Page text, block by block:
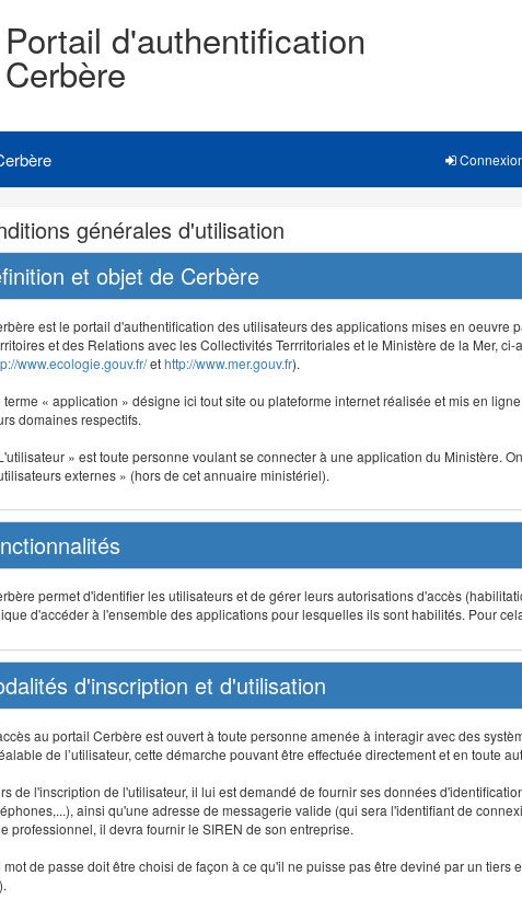
Portail d'authentification
Cerbère
générales d'utilisation
et objet de Cerbère
est le portail d'authentification des utilisateurs des applications mises en
et des Relations avec les Collectivités Terrritoriales et le Ministère de la Mer,
www.ecologie.gouv.fr/ethttp://www.mer.gouv.fr).
terme « application » désigne ici tout site ou plateforme internet réalisée et mis en
domaines respectifs.
» est toute personne voulant se connecter à une application du Ministère.
externes » (hors de cet annuaire ministériel).
permet d'identifier les utilisateurs et de gérer leurs autorisations d'accès
d'accéder à l'ensemble des applications pour lesquelles ils sont habilités. Pour
d'inscription et d'utilisation
au portail Cerbère est ouvert à toute personne amenée à interagir avec des
de l’utilisateur, cette démarche pouvant être effectuée directement et en toute
de l'inscription de l'utilisateur, il lui est demandé de fournir ses données
ainsi qu'une adresse de messagerie valide (qui sera l'identifiant de
professionnel, il devra fournir le SIREN de son entreprise.
mot de passe doit être choisi de façon à ce qu'il ne puisse pas être deviné par un
).